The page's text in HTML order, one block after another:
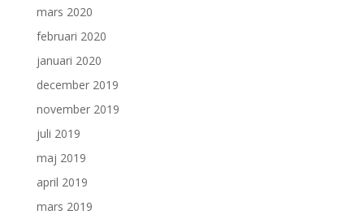
mars 2020
februari 2020
januari 2020
december 2019
november 2019
juli 2019
maj 2019
april 2019
mars 2019